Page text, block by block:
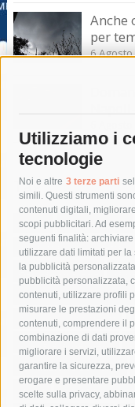
Utilizziamo i
tecnologie
Noi e altre 3 terze parti
simili. Questi strumenti
contenuti digitali,
scopi pubblicitari. Ad
seguenti finalità:
utilizzare dati limitati per
la pubblicità
pubblicità personalizzata,
contenuti, utilizzare profili
misurare le prestazioni
contenuti, comprendere il
combinazione di dati
migliorare i servizi,
garantire la sicurezza,
erogare e presentare
scelte sulla privacy,
Anche
per
6
Tag
acqua allerta meteo
area marina protetta
Asl Napoli 3 sud
castellammare di
comune di sorrento
costiera amalfitana
fondazione sorrento
lavori
lorenzo